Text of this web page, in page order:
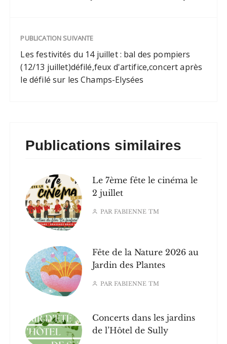
PUBLICATION SUIVANTE
Les festivités du 14 juillet : bal des pompiers
(12/13 juillet)défilé,feux d'artifice,concert après
le défilé sur les Champs-Elysées
Publications similaires
Le 7ème fête le cinéma le
2 juillet
PARFABIENNE TM
Fête de la Nature 2026 au
Jardin des Plantes
PARFABIENNE TM
Concerts dans les jardins
de l’Hôtel de Sully